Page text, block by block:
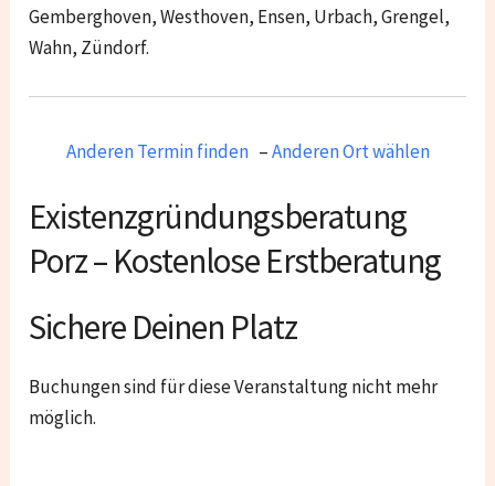
Gemberghoven, Westhoven, Ensen, Urbach, Grengel,
Wahn, Zündorf.
Anderen Termin finden–Anderen Ort wählen
Existenzgründungsberatung
Porz – Kostenlose Erstberatung
Sichere Deinen Platz
Buchungen sind für diese Veranstaltung nicht mehr
möglich.